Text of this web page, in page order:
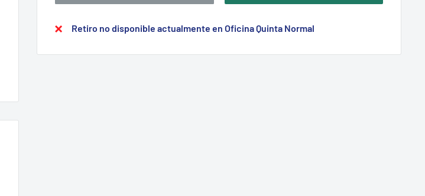
Retiro no disponible actualmente en Oficina Quinta Normal